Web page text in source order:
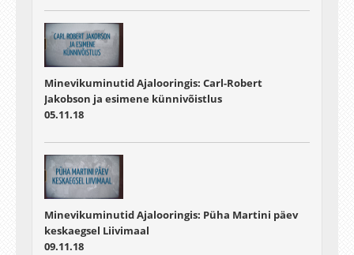
Minevikuminutid Ajalooringis: Carl-Robert
Jakobson ja esimene künnivõistlus
05.11.18
Minevikuminutid Ajalooringis: Püha Martini päev
keskaegsel Liivimaal
09.11.18